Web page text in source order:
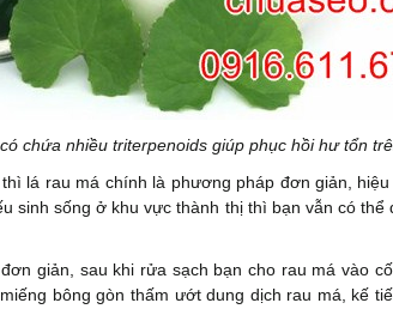
chứa nhiều triterpenoids giúp phục hồi hư tổn
lá rau má chính là phương pháp đơn giản,
sinh sống ở khu vực thành thị thì bạn vẫn có
giản, sau khi rửa sạch bạn cho rau má vào
bông gòn thấm ướt dung dịch rau má, kế